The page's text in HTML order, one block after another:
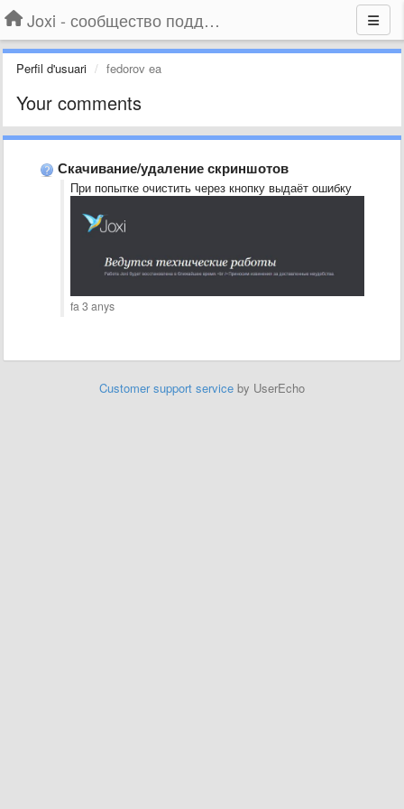
Joxi - сообщество поддержки
Perfil d'usuari fedorov ea
Your comments
Скачивание/удаление скриншотов
При попытке очистить через кнопку выдаёт ошибку
fa 3 anys
Customer support service by UserEcho